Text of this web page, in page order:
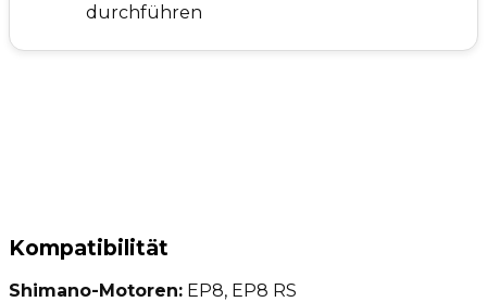
durchführen
Kompatibilität
Shimano-Motoren: EP8, EP8 RS